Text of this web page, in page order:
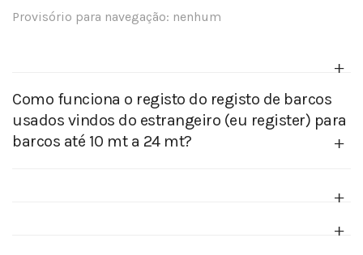
Provisório para navegação: nenhum
Como funciona o registo do registo de barcos
usados vindos do estrangeiro (eu register) para
barcos até 10 mt a 24 mt?